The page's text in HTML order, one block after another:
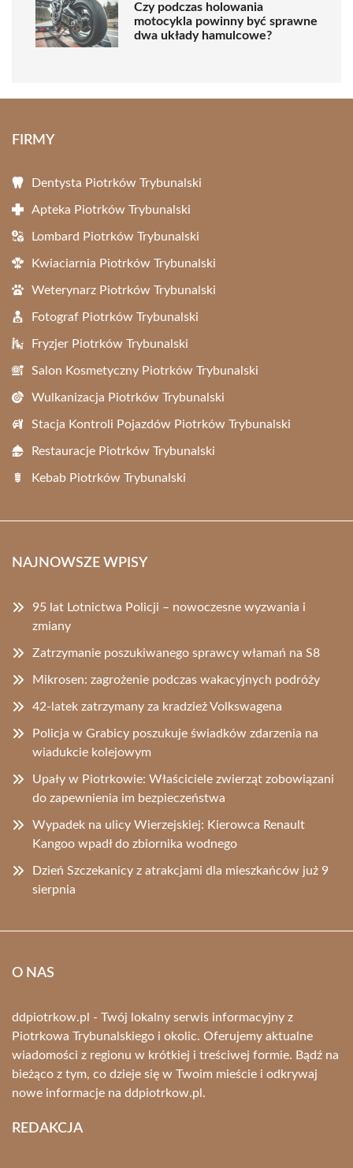
Czy podczas holowania
motocykla powinny być sprawne
dwa układy hamulcowe?
FIRMY
Dentysta Piotrków Trybunalski
Apteka Piotrków Trybunalski
Lombard Piotrków Trybunalski
Kwiaciarnia Piotrków Trybunalski
Weterynarz Piotrków Trybunalski
Fotograf Piotrków Trybunalski
Fryzjer Piotrków Trybunalski
Salon Kosmetyczny Piotrków Trybunalski
Wulkanizacja Piotrków Trybunalski
Stacja Kontroli Pojazdów Piotrków Trybunalski
Restauracje Piotrków Trybunalski
Kebab Piotrków Trybunalski
NAJNOWSZE WPISY
95 lat Lotnictwa Policji – nowoczesne wyzwania i
zmiany
Zatrzymanie poszukiwanego sprawcy włamań na S8
Mikrosen: zagrożenie podczas wakacyjnych podróży
42-latek zatrzymany za kradzież Volkswagena
Policja w Grabicy poszukuje świadków zdarzenia na
wiadukcie kolejowym
Upały w Piotrkowie: Właściciele zwierząt zobowiązani
do zapewnienia im bezpieczeństwa
Wypadek na ulicy Wierzejskiej: Kierowca Renault
Kangoo wpadł do zbiornika wodnego
Dzień Szczekanicy z atrakcjami dla mieszkańców już 9
sierpnia
O NAS
ddpiotrkow.pl - Twój lokalny serwis informacyjny z
Piotrkowa Trybunalskiego i okolic. Oferujemy aktualne
wiadomości z regionu w krótkiej i treściwej formie. Bądź na
bieżąco z tym, co dzieje się w Twoim mieście i odkrywaj
nowe informacje na ddpiotrkow.pl.
REDAKCJA